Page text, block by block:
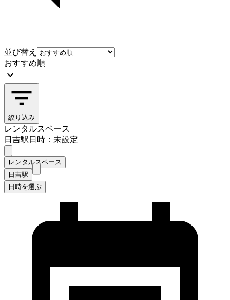
並び替え
おすすめ順
絞り込み
レンタルスペース
日吉駅日時：未設定
レンタルスペース
日吉駅
日時を選ぶ